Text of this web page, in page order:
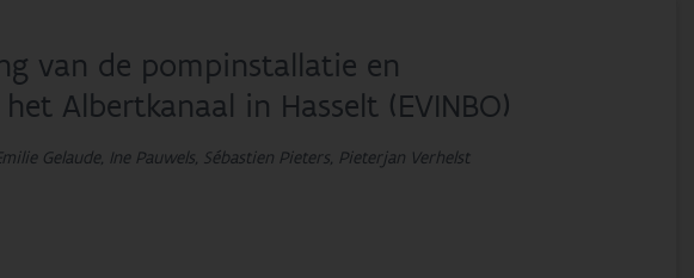
van de pompinstallatie en
Albertkanaal in Hasselt (EVINBO)
Gelaude, Ine Pauwels, Sébastien Pieters, Pieterjan Verhelst